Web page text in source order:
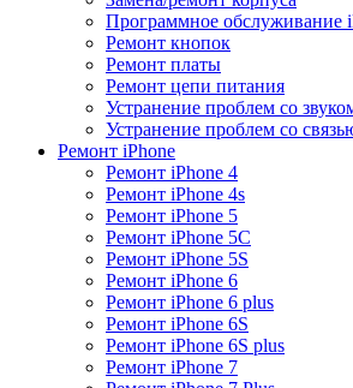
Программное обслуживание
Ремонт кнопок
Ремонт платы
Ремонт цепи питания
Устранение проблем со
Устранение проблем со
Ремонт iPhone
Ремонт iPhone 4
Ремонт iPhone 4s
Ремонт iPhone 5
Ремонт iPhone 5C
Ремонт iPhone 5S
Ремонт iPhone 6
Ремонт iPhone 6 plus
Ремонт iPhone 6S
Ремонт iPhone 6S plus
Ремонт iPhone 7